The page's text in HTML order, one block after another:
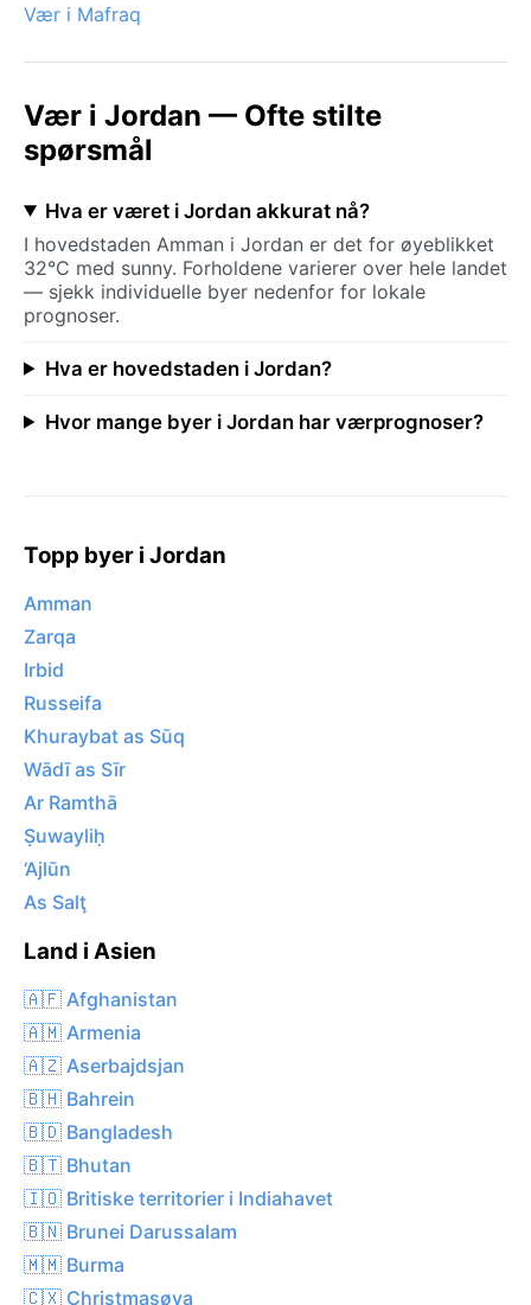
Vær i Mafraq
Vær i Jordan — Ofte stilte
spørsmål
Hva er været i Jordan akkurat nå?
I hovedstaden Amman i Jordan er det for øyeblikket
32°C med sunny. Forholdene varierer over hele landet
— sjekk individuelle byer nedenfor for lokale
prognoser.
Hva er hovedstaden i Jordan?
Hvor mange byer i Jordan har værprognoser?
Topp byer i Jordan
Amman
Zarqa
Irbid
Russeifa
Khuraybat as Sūq
Wādī as Sīr
Ar Ramthā
Ṣuwayliḥ
‘Ajlūn
As Salţ
Land i Asien
🇦🇫 Afghanistan
🇦🇲 Armenia
🇦🇿 Aserbajdsjan
🇧🇭 Bahrein
🇧🇩 Bangladesh
🇧🇹 Bhutan
🇮🇴 Britiske territorier i Indiahavet
🇧🇳 Brunei Darussalam
🇲🇲 Burma
🇨🇽 Christmasøya